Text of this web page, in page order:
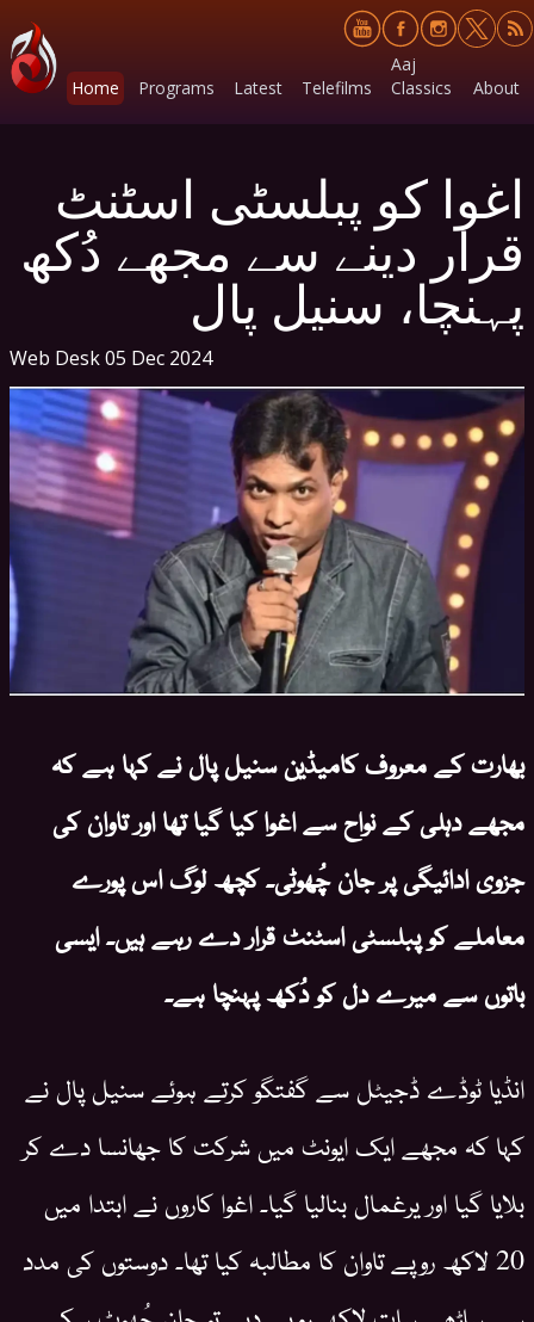
Home Programs Latest Telefilms
Aaj
Classics
About
اغوا کو پبلسٹی اسٹنٹ
قرار دینے سے مجھے دُکھ
پہنچا، سنیل پال
Web Desk05 Dec 2024
بھارت کے معروف کامیڈین سنیل پال نے کہا ہے کہ
مجھے دہلی کے نواح سے اغوا کیا گیا تھا اور تاوان کی
جزوی ادائیگی پر جان چُھوٹی۔ کچھ لوگ اس پورے
معاملے کو پبلسٹی اسٹنٹ قرار دے رہے ہیں۔ ایسی
باتوں سے میرے دل کو دُکھ پہنچا ہے۔
انڈیا ٹوڈے ڈجیٹل سے گفتگو کرتے ہوئے سنیل پال نے
کہا کہ مجھے ایک ایونٹ میں شرکت کا جھانسا دے کر
بلایا گیا اور یرغمال بنالیا گیا۔ اغوا کاروں نے ابتدا میں
20 لاکھ روپے تاوان کا مطالبہ کیا تھا۔ دوستوں کی مدد